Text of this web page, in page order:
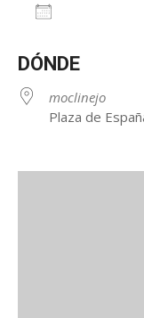
DÓNDE
moclinejo
Plaza de